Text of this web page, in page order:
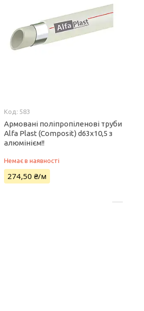
583
Армовані поліпропіленові труби
Alfa Plast (Composit) d63х10,5 з
алюмінієм!!
Немає в наявності
274,50 ₴/м